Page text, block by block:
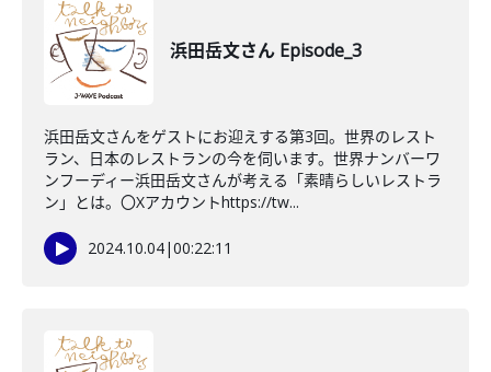
浜田岳文さん Episode_3
浜田岳文さんをゲストにお迎えする第3回。世界のレスト
ラン、日本のレストランの今を伺います。世界ナンバーワ
ンフーディー浜田岳文さんが考える「素晴らしいレストラ
ン」とは。〇Xアカウントhttps://tw...
2024.10.04|00:22:11